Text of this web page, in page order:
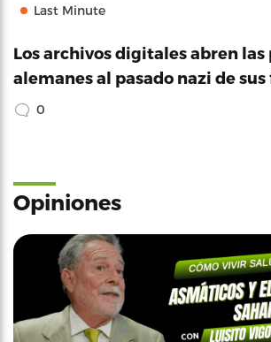
Last Minute
Los archivos digitales abren las
alemanes al pasado nazi de
0
Opiniones